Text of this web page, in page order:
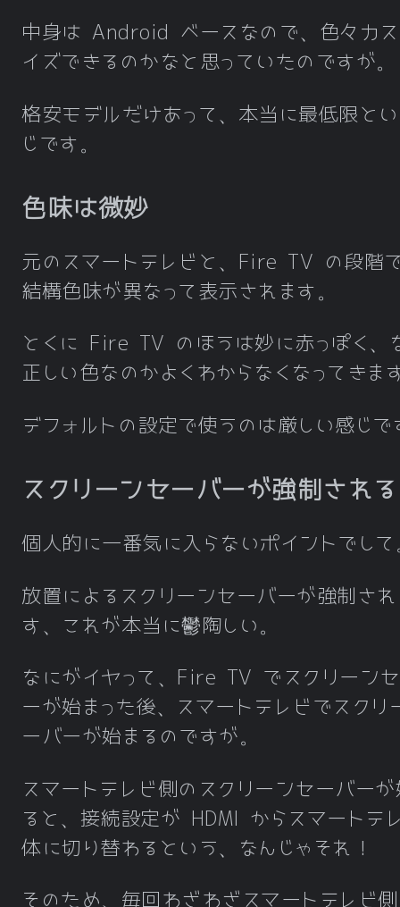
中身は Android ベースなので、色々カ
イズできるのかなと思っていたのですが。
格安モデルだけあって、本当に最低限と
じです。
色味は微妙
元のスマートテレビと、Fire TV の段階
結構色味が異なって表示されます。
とくに Fire TV のほうは妙に赤っぽく、
正しい色なのかよくわからなくなってきま
デフォルトの設定で使うのは厳しい感じで
スクリーンセーバーが強制される
個人的に一番気に入らないポイントでして
放置によるスクリーンセーバーが強制され
す、これが本当に鬱陶しい。
なにがイヤって、Fire TV でスクリーン
ーが始まった後、スマートテレビでスクリ
ーバーが始まるのですが。
スマートテレビ側のスクリーンセーバーが
ると、接続設定が HDMI からスマートテ
体に切り替わるという、なんじゃそれ！
そのため、毎回わざわざスマートテレビ